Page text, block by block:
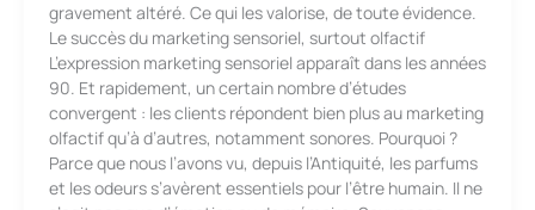
gravement altéré. Ce qui les valorise, de toute évidence.
Le succès du marketing sensoriel, surtout olfactif
L’expression marketing sensoriel apparaît dans les années
90. Et rapidement, un certain nombre d’études
convergent : les clients répondent bien plus au marketing
olfactif qu’à d’autres, notamment sonores. Pourquoi ?
Parce que nous l’avons vu, depuis l’Antiquité, les parfums
et les odeurs s’avèrent essentiels pour l’être humain. Il ne